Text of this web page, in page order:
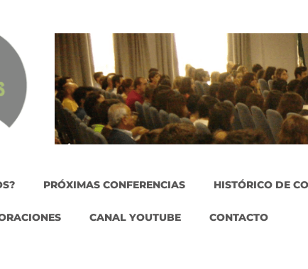
PRÓXIMAS CONFERENCIAS HISTÓRICO DE
CANAL YOUTUBE CONTACTO